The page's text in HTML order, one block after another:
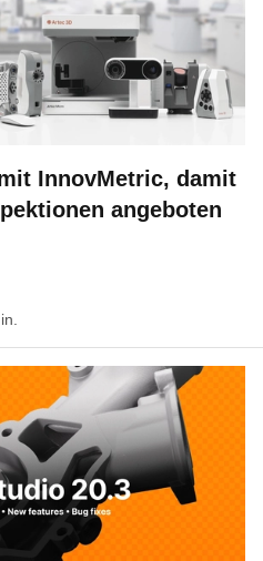
InnovMetric, damit
angeboten